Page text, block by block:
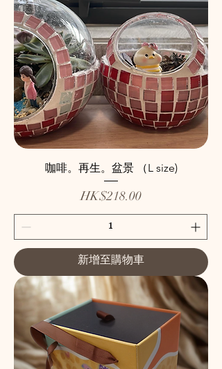
咖啡。再生。盆景 （L size)
價格
HK$218.00
新增至購物車